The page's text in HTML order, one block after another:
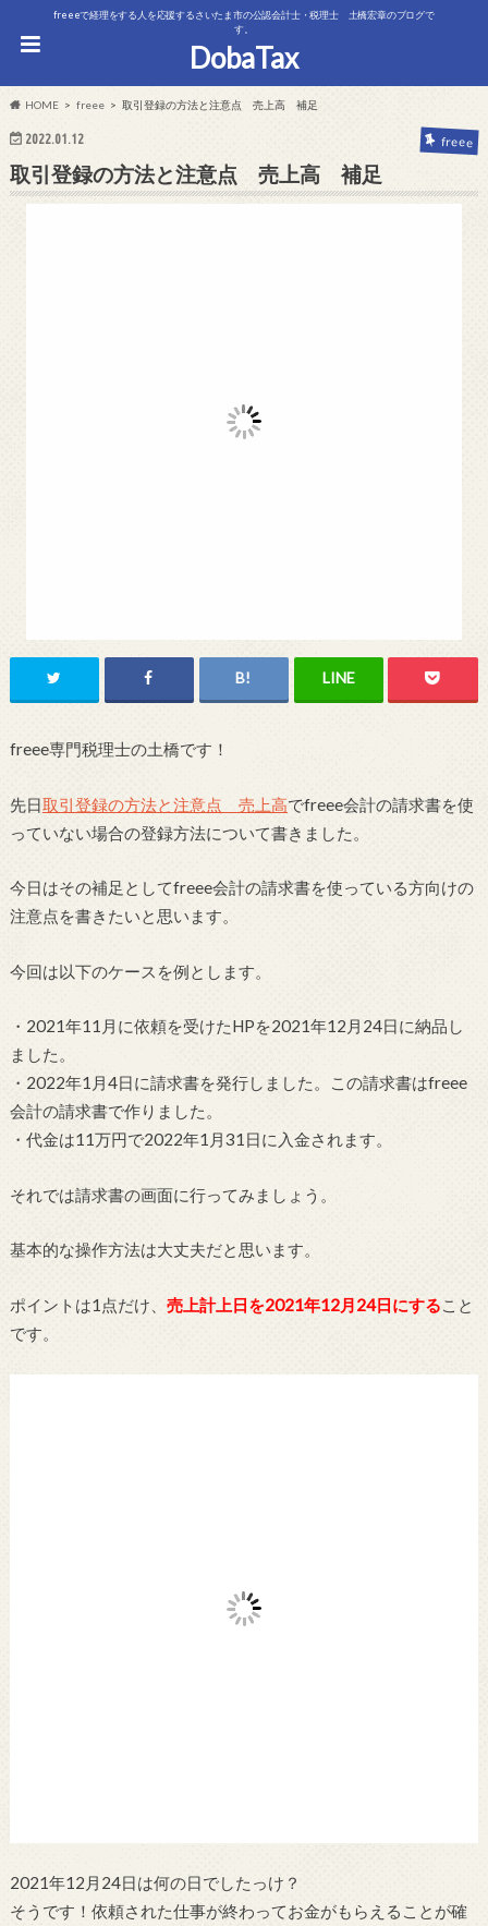
freeeで経理をする人を応援するさいたま市の公認会計士・税理士 土橋宏章のブログで
す。
DobaTax
HOME freee 取引登録の方法と注意点 売上高 補足
2022.01.12 freee
取引登録の方法と注意点 売上高 補足
freee専門税理士の土橋です！
先日取引登録の方法と注意点 売上高でfreee会計の請求書を使
っていない場合の登録方法について書きました。
今日はその補足としてfreee会計の請求書を使っている方向けの
注意点を書きたいと思います。
今回は以下のケースを例とします。
・2021年11月に依頼を受けたHPを2021年12月24日に納品し
ました。
・2022年1月4日に請求書を発行しました。この請求書はfreee
会計の請求書で作りました。
・代金は11万円で2022年1月31日に入金されます。
それでは請求書の画面に行ってみましょう。
基本的な操作方法は大丈夫だと思います。
ポイントは1点だけ、 売上計上日を2021年12月24日にすること
です。
2021年12月24日は何の日でしたっけ？
そうです！依頼された仕事が終わってお金がもらえることが確